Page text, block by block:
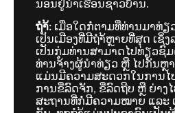
ນອນຢູ່ນຳເຮືອນຊາວບ້ານ.
ຖຳ້: ເມື່ອໃດກໍ່ຕາມທີ່ທ່ານມາທ່ຽ
ເປັນເມືອງທີ່ມີຖຳ້ຫຼາຍທີ່ສຸດ ເຊິ່
ເປັນກຸ່ມທ່ານສາມາດໄປທ່ຽວຊົ
ທ່ານຈ້າງຜູ້ນຳທ່ຽວ ຫຼື ໄປກັນຫຼ
ແມ່ນມີຄວາມສະດວກໃນການໄ
ການຂີ່ລົດຈັກ, ຂີ່ລົດຖີບ ຫຼື ຍ່າງ
ສະຖານທີ່ກໍ່ມີຄວາມໝາຍ ແລະ